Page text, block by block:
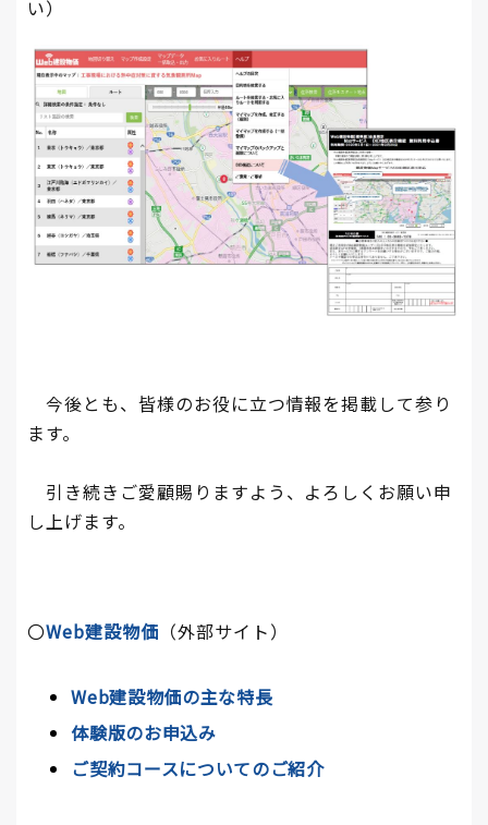
い）
今後とも、皆様のお役に立つ情報を掲載して参り
ます。
引き続きご愛顧賜りますよう、よろしくお願い申
し上げます。
〇Web建設物価 （外部サイト）
Web建設物価の主な特長
体験版のお申込み
ご契約コースについてのご紹介